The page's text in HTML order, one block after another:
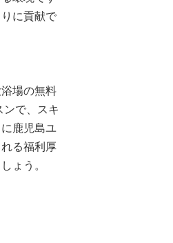
に貢献で
場の無料
で、スキ
鹿児島ユ
る福利厚
ょう。